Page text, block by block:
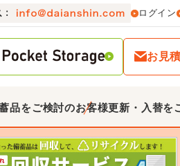
ログイン
お見
品をご検討のお客様更新・入替を